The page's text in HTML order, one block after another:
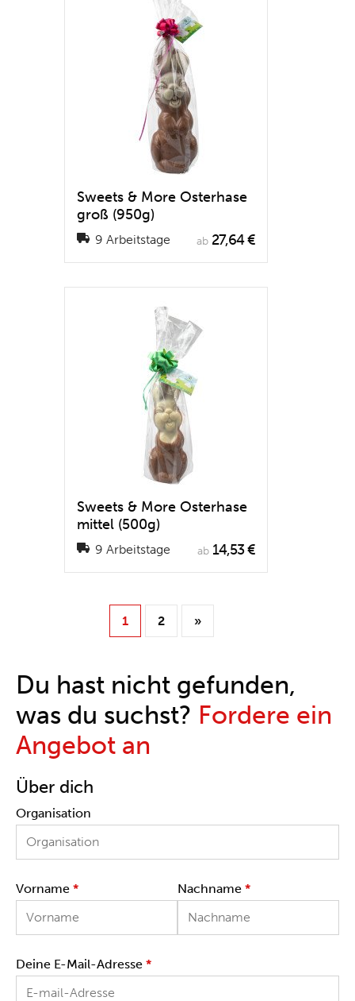
Sweets & More Osterhase
groß (950g)
9 Arbeitstage ab 27,64 €
Sweets & More Osterhase
mittel (500g)
9 Arbeitstage ab 14,53 €
1 2 »
Du hast nicht gefunden,
was du suchst? Fordere ein
Angebot an
Über dich
Organisation
Vorname * Nachname *
Deine E-Mail-Adresse *